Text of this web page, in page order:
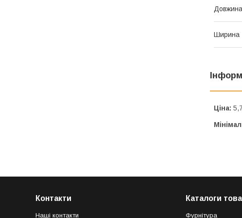
Довжина
Ширина
Ціна:
Контакти
Наші контакти
Каталоги
Фурнітура